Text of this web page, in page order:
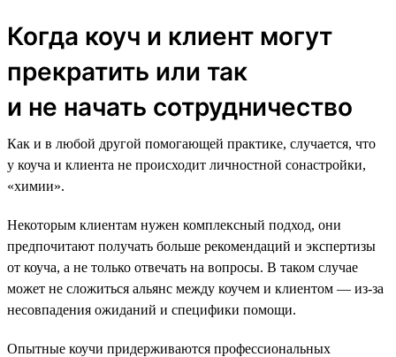
Когда коуч и клиент могут
прекратить или так
и не начать сотрудничество
Как и в любой другой помогающей практике, случается, что
у коуча и клиента не происходит личностной сонастройки,
«химии».
Некоторым клиентам нужен комплексный подход, они
предпочитают получать больше рекомендаций и экспертизы
от коуча, а не только отвечать на вопросы. В таком случае
может не сложиться альянс между коучем и клиентом — из-за
несовпадения ожиданий и специфики помощи.
Опытные коучи придерживаются профессиональных